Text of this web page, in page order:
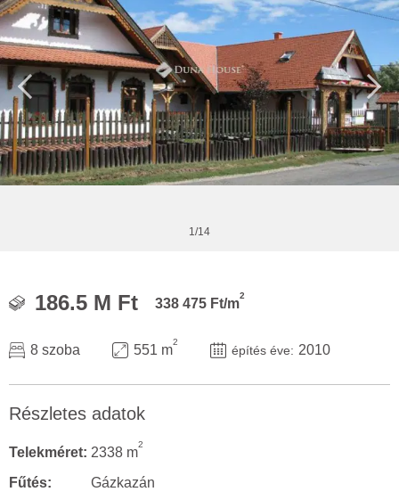
1/14
186.5 M Ft 338 475 Ft/m
2
8 szoba 551 m
2
építés éve: 2010
Részletes adatok
Telekméret: 2338 m
2
Fűtés:
Gázkazán